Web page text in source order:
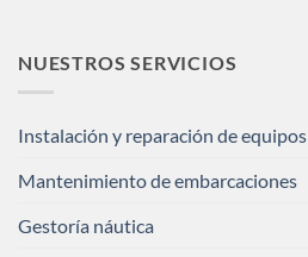
NUESTROS SERVICIOS
Instalación y reparación de equipos
Mantenimiento de embarcaciones
Gestoría náutica